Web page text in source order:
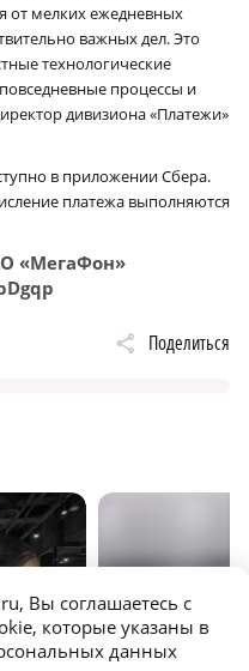
от мелких ежедневных
важных дел. Это
технологические
процессы и
дивизиона «Платежи»
в приложении Сбера.
платежа выполняются
«МегаФон»
Поделиться
Вы соглашаетесь с
которые указаны в
данных